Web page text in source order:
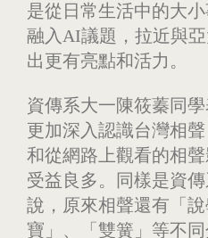
是從日常生活中的大
融入AI議題，拉近與
出更有亮點和活力。
資傳系大一陳筱蓁同
更加深入認識台灣相
和從網路上觀看的相
受益良多。同樣是資
說，原來相聲還有「
寶」、「雙簧」等不